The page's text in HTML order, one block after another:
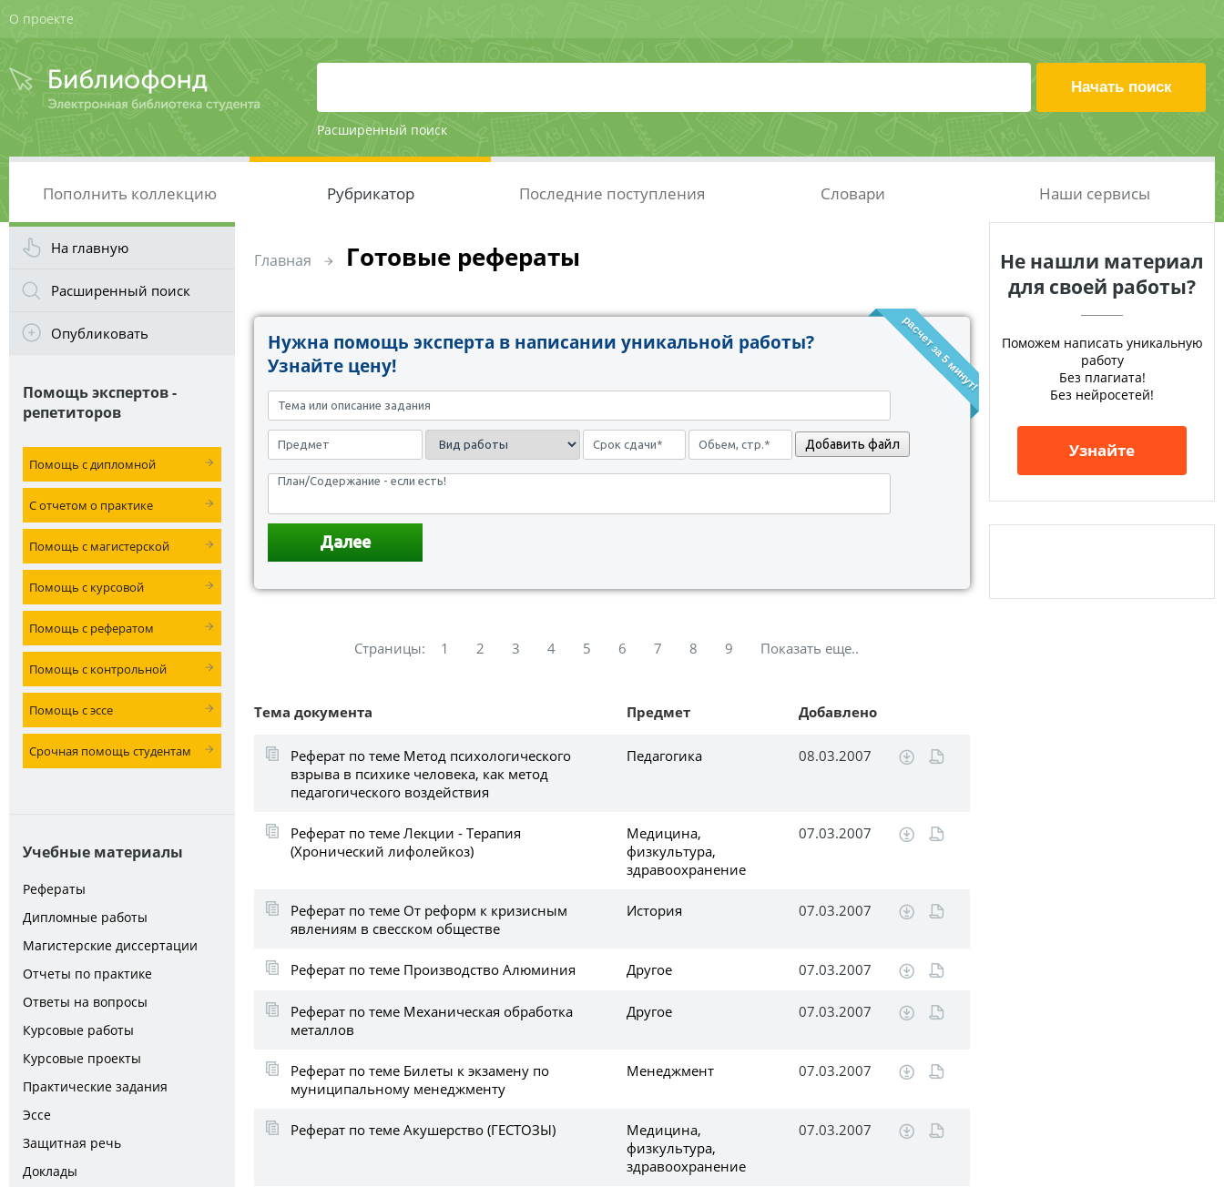
О проекте
Расширенный поиск
Пополнить коллекцию Рубрикатор Последние поступления Словари Наши сервисы
На главную
Расширенный поиск
Опубликовать
Помощь экспертов -
репетиторов
Помощь с дипломной
С отчетом о практике
Помощь с магистерской
Помощь с курсовой
Помощь с рефератом
Помощь с контрольной
Помощь с эссе
Срочная помощь студентам
Учебные материалы
Рефераты
Дипломные работы
Магистерские диссертации
Отчеты по практике
Ответы на вопросы
Курсовые работы
Курсовые проекты
Практические задания
Эссе
Защитная речь
Доклады
Главная Готовые рефераты
расчет за 5 минут!
Нужна помощь эксперта в написании уникальной работы?
Узнайте цену!
Добавить файл
Страницы: 1 2 3 4 5 6 7 8 9 Показать еще..
Тема документа Предмет Добавлено
Реферат по теме Метод психологического
взрыва в психике человека, как метод
педагогического воздействия
Педагогика 08.03.2007
Реферат по теме Лекции - Терапия
(Хронический лифолейкоз)
Медицина,
физкультура,
здравоохранение
07.03.2007
Реферат по теме От реформ к кризисным
явлениям в свесском обществе
История 07.03.2007
Реферат по теме Производство Алюминия Другое 07.03.2007
Реферат по теме Механическая обработка
металлов
Другое 07.03.2007
Реферат по теме Билеты к экзамену по
муниципальному менеджменту
Менеджмент 07.03.2007
Реферат по теме Акушерство (ГЕСТОЗЫ)
Медицина,
физкультура,
здравоохранение
07.03.2007
Не нашли материал
для своей работы?
Поможем написать уникальную
работу
Без плагиата!
Без нейросетей!
Узнайте